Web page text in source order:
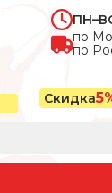
по
по
Скидка